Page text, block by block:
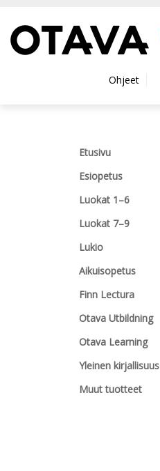
Ohjeet
Etusivu
Esiopetus
Luokat 1–6
Luokat 7–9
Lukio
Aikuisopetus
Finn Lectura
Otava Utbildning
Otava Learning
Yleinen kirjallisuus
Muut tuotteet